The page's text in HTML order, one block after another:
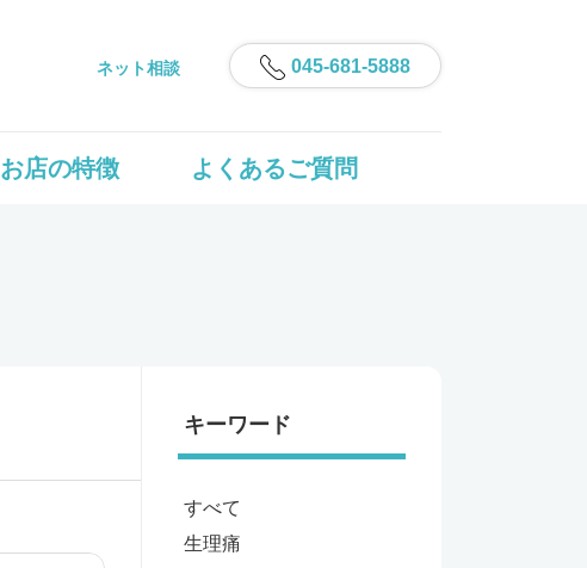
045-681-5888
お店の特徴 よくあるご質問
ネット相談
キーワード
すべて
生理痛